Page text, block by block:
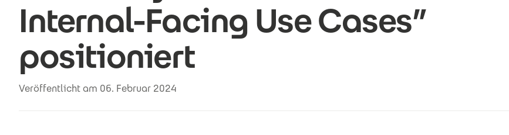
Internal-Facing Use Cases”
positioniert
Veröffentlicht am 06. Februar 2024